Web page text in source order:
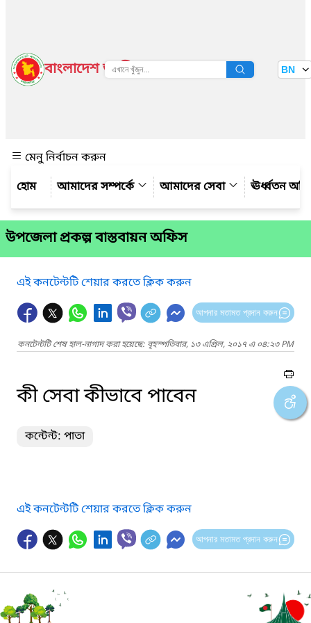
বাংলাদেশ জাতীয় তথ্য বাতায়ন BN
মেনু নির্বাচন করুন
আমাদের সম্পর্কে
আমাদের সেবা ঊর্ধ্বতন
উপজেলা প্রকল্প বাস্তবায়ন অফিস
এই কনটেন্টটি শেয়ার করতে ক্লিক করুন
আপনার মতামত প্রদান করুন
কনটেন্টটি শেষ হাল-নাগাদ করা হয়েছে: বৃহস্পতিবার, ১৩ এপ্রিল, ২০১৭ এ ০৪:২৩ PM
কী সেবা কীভাবে পাবেন
কন্টেন্ট: পাতা
এই কনটেন্টটি শেয়ার করতে ক্লিক করুন
আপনার মতামত প্রদান করুন